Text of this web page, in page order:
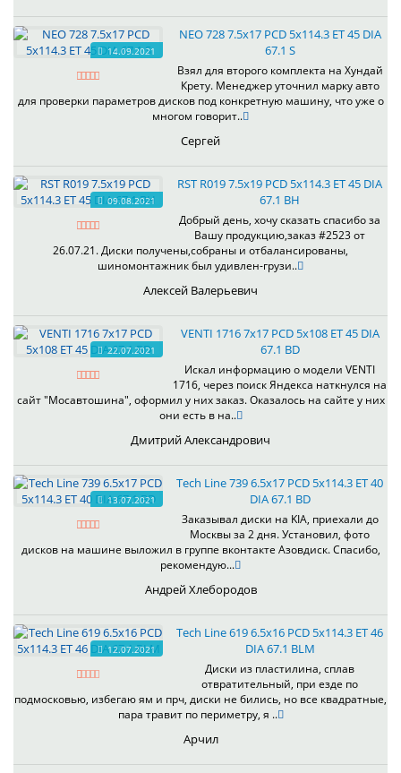
14.09.2021
NEO 728 7.5x17 PCD 5x114.3 ET 45 DIA
67.1 S
Взял для второго комплекта на Хундай
Крету. Менеджер уточнил марку авто
для проверки параметров дисков под конкретную машину, что уже о
многом говорит..
Сергей
09.08.2021
RST R019 7.5x19 PCD 5x114.3 ET 45 DIA
67.1 BH
Добрый день, хочу сказать спасибо за
Вашу продукцию,заказ #2523 от
26.07.21. Диски получены,собраны и отбалансированы,
шиномонтажник был удивлен-грузи..
Алексей Валерьевич
22.07.2021
VENTI 1716 7x17 PCD 5x108 ET 45 DIA
67.1 BD
Искал информацию о модели VENTI
1716, через поиск Яндекса наткнулся на
сайт "Мосавтошина", оформил у них заказ. Оказалось на сайте у них
они есть в на..
Дмитрий Александрович
13.07.2021
Tech Line 739 6.5x17 PCD 5x114.3 ET 40
DIA 67.1 BD
Заказывал диски на KIA, приехали до
Москвы за 2 дня. Установил, фото
дисков на машине выложил в группе вконтакте Азовдиск. Спасибо,
рекомендую...
Андрей Хлебородов
12.07.2021
Tech Line 619 6.5x16 PCD 5x114.3 ET 46
DIA 67.1 BLM
Диски из пластилина, сплав
отвратительный, при езде по
подмосковью, избегаю ям и прч, диски не бились, но все квадратные,
пара травит по периметру, я ..
Арчил